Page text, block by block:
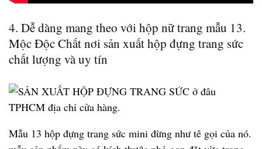
4. Dễ dàng mang theo với hộp nữ trang mẫu 13.
Mộc Độc Chất nơi sản xuất hộp đựng trang sức
chất lượng và uy tín
Mẫu 13 hộp đựng trang sức mini đừng như tê gọi của nó.